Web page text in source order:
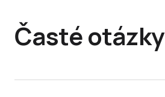
Časté otázky